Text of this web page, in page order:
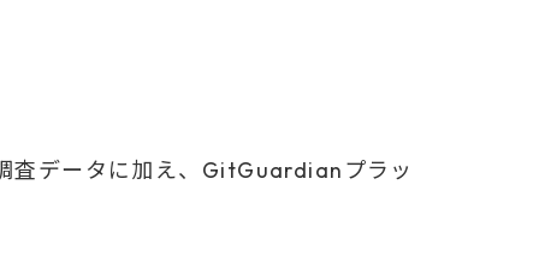
査データに加え、GitGuardianプラッ